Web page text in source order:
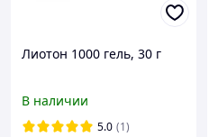
Лиотон 1000 гель, 30 г
В наличии
5.0 (1)